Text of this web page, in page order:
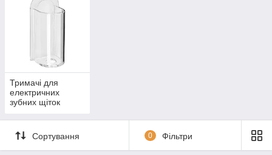
Тримачі для
електричних
зубних щіток
Сортування 0 Фільтри